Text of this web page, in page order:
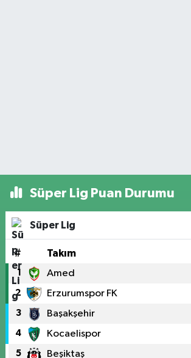
Süper Lig Puan Durumu
Süper Lig
# Takım
1 Amed
2 Erzurumspor FK
3 Başakşehir
4 Kocaelispor
5 Beşiktaş